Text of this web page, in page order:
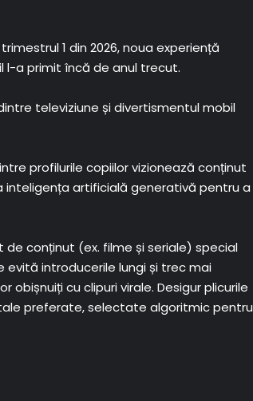
1 din 2026, noua experiență
l-a primit încă de anul trecut.
televiziune și divertismentul mobil
profilurile copiilor vizionează conținut
inteligența artificială generativă pentru a
conținut (ex. filme și seriale) special
evită introducerile lungi și trec mai
cu clipuri virale. Desigur plicurile
preferate, selectate algoritmic pentru